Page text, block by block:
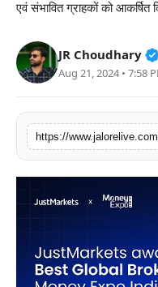
खेल
शिक्षा
मनोरंजन
तकनीक
बिज़नेस
एवं संभावित ग्राहकों को
JR Choudhary
Aug 21, 2024 • 7:58